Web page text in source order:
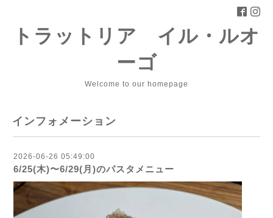
トラットリア イル・ルオ
ーゴ
Welcome to our homepage
インフォメーション
2026-06-26 05:49:00
6/25(木)〜6/29(月)のパスタメニュー